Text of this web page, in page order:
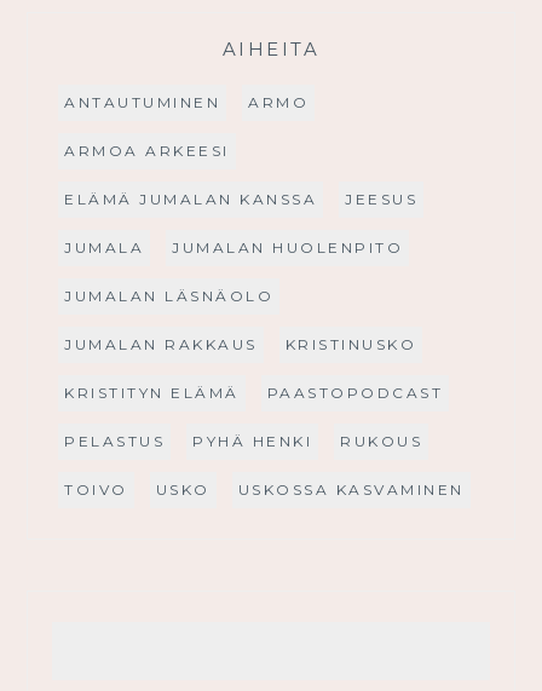
AIHEITA
ANTAUTUMINEN ARMO
ARMOA ARKEESI
ELÄMÄ JUMALAN KANSSA JEESUS
JUMALA JUMALAN HUOLENPITO
JUMALAN LÄSNÄOLO
JUMALAN RAKKAUS KRISTINUSKO
KRISTITYN ELÄMÄ PAASTOPODCAST
PELASTUS PYHÄ HENKI RUKOUS
TOIVO USKO USKOSSA KASVAMINEN